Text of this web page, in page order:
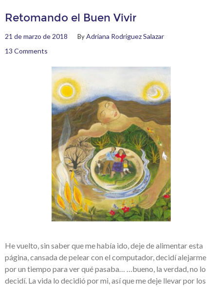
Retomando el Buen Vivir
21 de marzo de 2018 ByAdriana Rodriguez Salazar
13 Comments
He vuelto, sin saber que me había ido, deje de alimentar esta
página, cansada de pelear con el computador, decidí alejarme
por un tiempo para ver qué pasaba… …bueno, la verdad, no lo
decidí. La vida lo decidió por mi, así que me deje llevar por los